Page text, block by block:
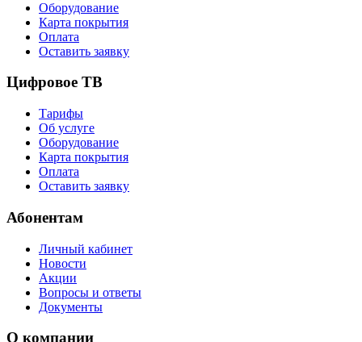
Оборудование
Карта покрытия
Оплата
Оставить заявку
Цифровое ТВ
Тарифы
Об услуге
Оборудование
Карта покрытия
Оплата
Оставить заявку
Абонентам
Личный кабинет
Новости
Акции
Вопросы и ответы
Документы
О компании